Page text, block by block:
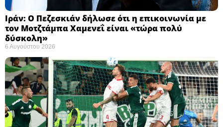
Ιράν: Ο Πεζεσκιάν δήλωσε ότι η επικοινωνία με
τον Μοτζτάμπα Χαμενεΐ είναι «τώρα πολύ
δύσκολη» ​
6 Αυγούστου 2026